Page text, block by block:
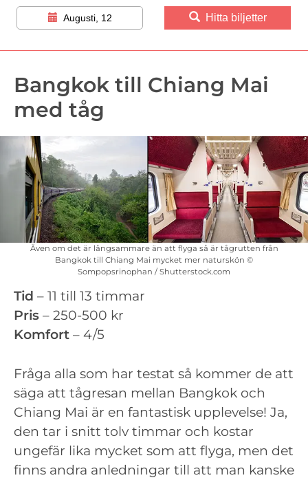
Augusti, 12 Hitta biljetter
Bangkok till Chiang Mai
med tåg
Även om det är långsammare än att flyga så är tågrutten från
Bangkok till Chiang Mai mycket mer naturskön ©
Sompopsrinophan / Shutterstock.com
Tid – 11 till 13 timmar
Pris – 250-500 kr
Komfort – 4/5
Fråga alla som har testat så kommer de att
säga att tågresan mellan Bangkok och
Chiang Mai är en fantastisk upplevelse! Ja,
den tar i snitt tolv timmar och kostar
ungefär lika mycket som att flyga, men det
finns andra anledningar till att man kanske